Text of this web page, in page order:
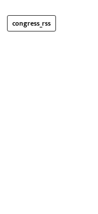
congress_rss